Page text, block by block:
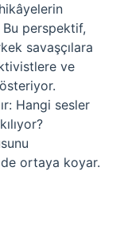
Bu perspektif,
savaşçılara
ve
Hangi sesler
ortaya koyar.